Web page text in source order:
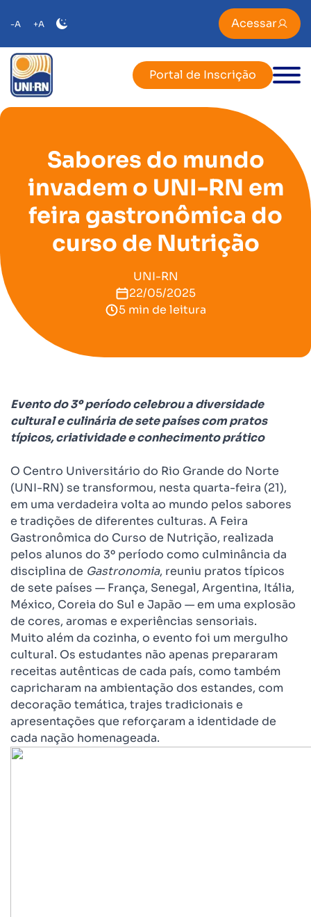
-A +A Acessar
Portal de Inscrição
Sabores do mundo
invadem o UNI-RN em
feira gastronômica do
curso de Nutrição
UNI-RN
22/05/2025
5 min de leitura
Evento do 3º período celebrou a diversidade
cultural e culinária de sete países com pratos
típicos, criatividade e conhecimento prático
O Centro Universitário do Rio Grande do Norte
(UNI-RN) se transformou, nesta quarta-feira (21),
em uma verdadeira volta ao mundo pelos sabores
e tradições de diferentes culturas. A Feira
Gastronômica do Curso de Nutrição, realizada
pelos alunos do 3º período como culminância da
disciplina de Gastronomia, reuniu pratos típicos
de sete países — França, Senegal, Argentina, Itália,
México, Coreia do Sul e Japão — em uma explosão
de cores, aromas e experiências sensoriais.
Muito além da cozinha, o evento foi um mergulho
cultural. Os estudantes não apenas prepararam
receitas autênticas de cada país, como também
capricharam na ambientação dos estandes, com
decoração temática, trajes tradicionais e
apresentações que reforçaram a identidade de
cada nação homenageada.